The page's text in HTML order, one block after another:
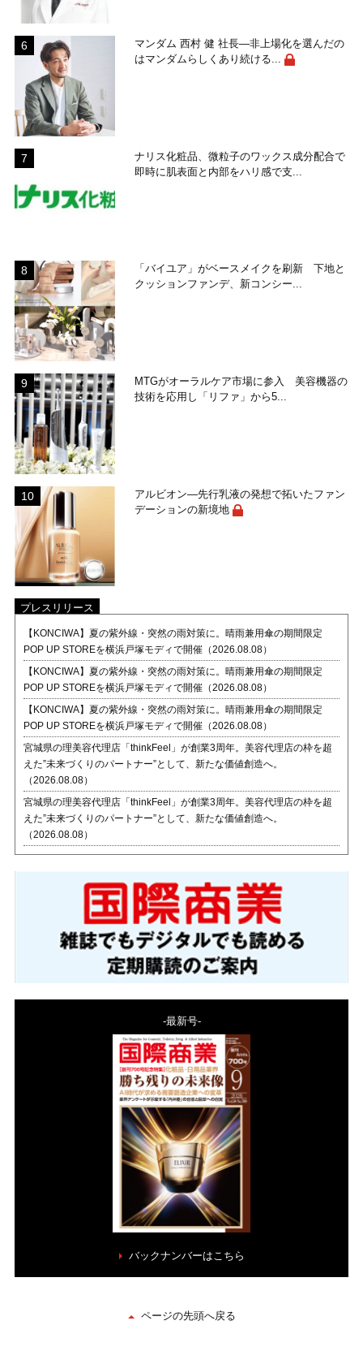
マンダム 西村 健 社長―非上場化を選んだの
はマンダムらしくあり続ける...
ナリス化粧品、微粒子のワックス成分配合で
即時に肌表面と内部をハリ感で支...
「バイユア」がベースメイクを刷新 下地と
クッションファンデ、新コンシー...
MTGがオーラルケア市場に参入 美容機器の
技術を応用し「リファ」から5...
アルビオン―先行乳液の発想で拓いたファン
デーションの新境地
プレスリリース
【KONCIWA】夏の紫外線・突然の雨対策に。晴雨兼用傘の期間限定
POP UP STOREを横浜戸塚モディで開催（2026.08.08）
【KONCIWA】夏の紫外線・突然の雨対策に。晴雨兼用傘の期間限定
POP UP STOREを横浜戸塚モディで開催（2026.08.08）
【KONCIWA】夏の紫外線・突然の雨対策に。晴雨兼用傘の期間限定
POP UP STOREを横浜戸塚モディで開催（2026.08.08）
宮城県の理美容代理店「thinkFeel」が創業3周年。美容代理店の枠を超
えた”未来づくりのパートナー”として、新たな価値創造へ。
（2026.08.08）
宮城県の理美容代理店「thinkFeel」が創業3周年。美容代理店の枠を超
えた”未来づくりのパートナー”として、新たな価値創造へ。
（2026.08.08）
-最新号-
バックナンバーはこちら
ページの先頭へ戻る